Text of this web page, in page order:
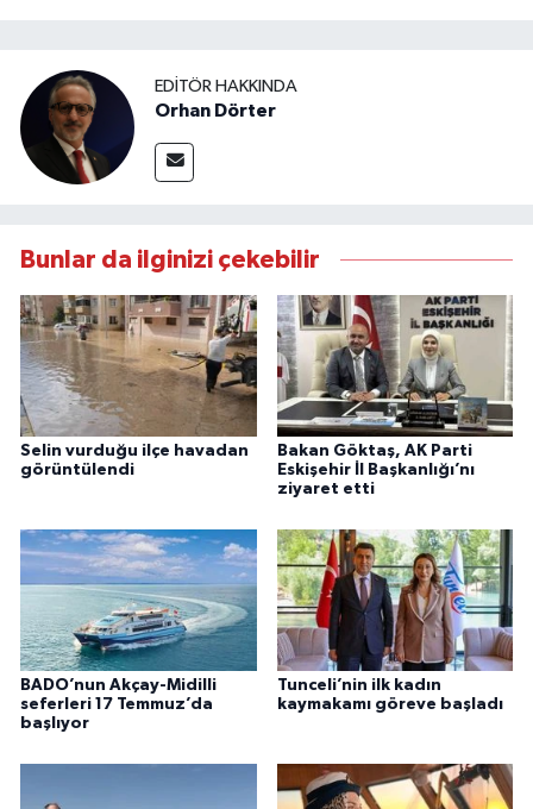
EDITÖR HAKKINDA
Orhan Dörter
Bunlar da ilginizi çekebilir
Selin vurduğu ilçe havadan
görüntülendi
Bakan Göktaş, AK Parti
Eskişehir İl Başkanlığı’nı
ziyaret etti
BADO’nun Akçay-Midilli
seferleri 17 Temmuz’da
başlıyor
Tunceli’nin ilk kadın
kaymakamı göreve başladı